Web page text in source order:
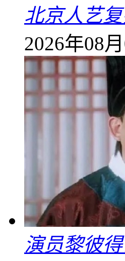
北京人艺
2026年08
演员黎彼